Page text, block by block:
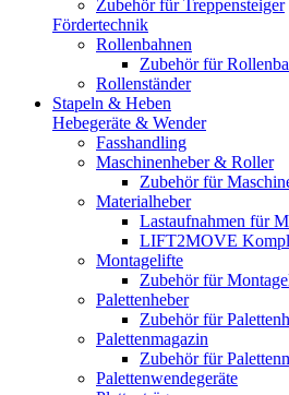
Zubehör für Treppensteiger
Fördertechnik
Rollenbahnen
Zubehör für
Rollenständer
Stapeln & Heben
Hebegeräte & Wender
Fasshandling
Maschinenheber & Roller
Zubehör für
Materialheber
Lastaufnahmen für
LIFT2MOVE
Montagelifte
Zubehör für
Palettenheber
Zubehör für
Palettenmagazin
Zubehör für
Palettenwendegeräte